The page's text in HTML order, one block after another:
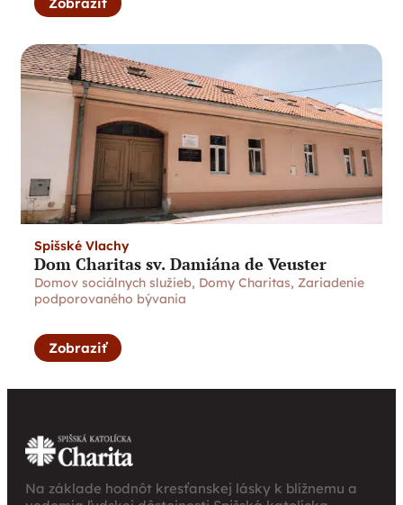
Spišské Vlachy
Dom Charitas sv. Damiána de Veuster
Domov sociálnych služieb, Domy Charitas, Zariadenie
podporovaného bývania
Zobraziť
Na základe hodnôt kresťanskej lásky k blížnemu a